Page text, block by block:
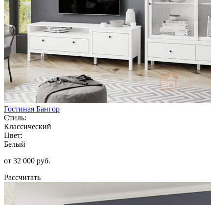
Гостиная Бангор
Стиль:
Классический
Цвет:
Белый
от 32 000 руб.
Рассчитать